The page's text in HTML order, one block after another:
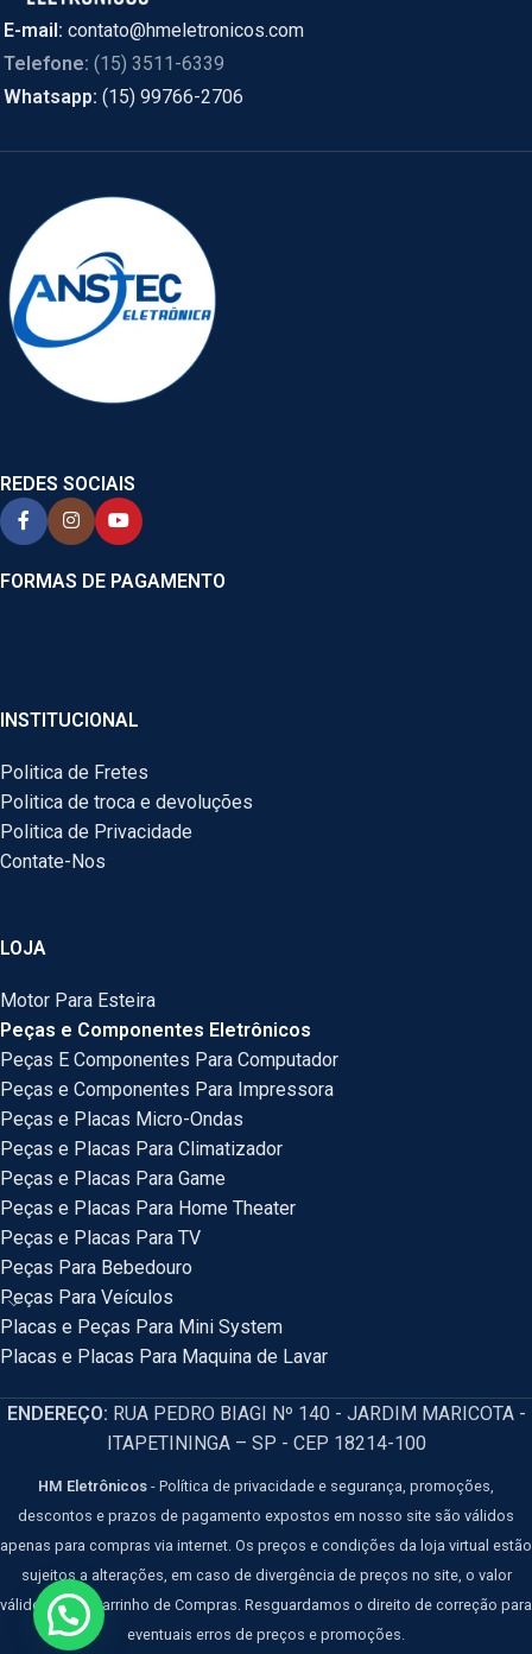
E-mail: contato@hmeletronicos.com
Telefone: (15) 3511-6339
Whatsapp: (15) 99766-2706
REDES SOCIAIS
FORMAS DE PAGAMENTO
INSTITUCIONAL
Politica de Fretes
Politica de troca e devoluções
Politica de Privacidade
Contate-Nos
LOJA
Motor Para Esteira
Peças e Componentes Eletrônicos
Peças E Componentes Para Computador
Peças e Componentes Para Impressora
Peças e Placas Micro-Ondas
Peças e Placas Para Climatizador
Peças e Placas Para Game
Peças e Placas Para Home Theater
Peças e Placas Para TV
Peças Para Bebedouro
Peças Para Veículos
Placas e Peças Para Mini System
Placas e Placas Para Maquina de Lavar
ENDEREÇO: RUA PEDRO BIAGI Nº 140 - JARDIM MARICOTA -
ITAPETININGA – SP - CEP 18214-100
HM Eletrônicos - Política de privacidade e segurança, promoções,
descontos e prazos de pagamento expostos em nosso site são válidos
apenas para compras via internet. Os preços e condições da loja virtual estão
sujeitos a alterações, em caso de divergência de preços no site, o valor
válido é o do Carrinho de Compras. Resguardamos o direito de correção para
eventuais erros de preços e promoções.